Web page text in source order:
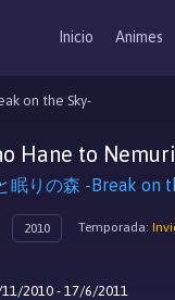
Inicio Animes
on the Sky-
Hane to
眠りの森 -Break on
2010 Temporada:
2010 - 17/6/2011